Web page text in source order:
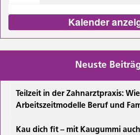
Kalender
Neuste
Teilzeit in der Zahnarztpraxis: Wie
Arbeitszeitmodelle Beruf und
Kau dich fit – mit Kaugummi